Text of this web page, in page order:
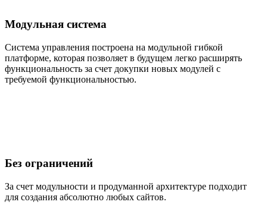
Модульная система
Система управления построена на модульной гибкой
платформе, которая позволяет в будущем легко расширять
функциональность за счет докупки новых модулей с
требуемой функциональностью.
Без ограничений
За счет модульности и продуманной архитектуре подходит
для создания абсолютно любых сайтов.